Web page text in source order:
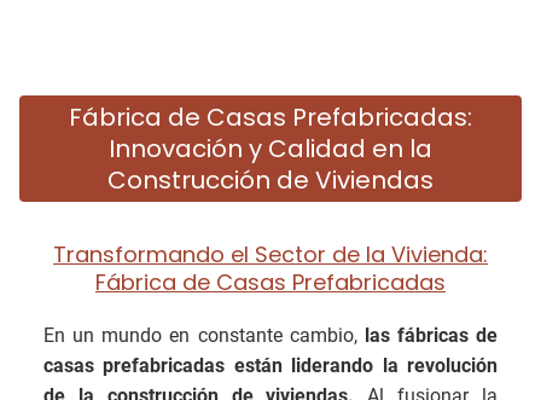
Fábrica de Casas Prefabricadas:
Innovación y Calidad en la
Construcción de Viviendas
Transformando el Sector de la Vivienda:
Fábrica de Casas Prefabricadas
En un mundo en constante cambio, las fábricas de
casas prefabricadas están liderando la revolución